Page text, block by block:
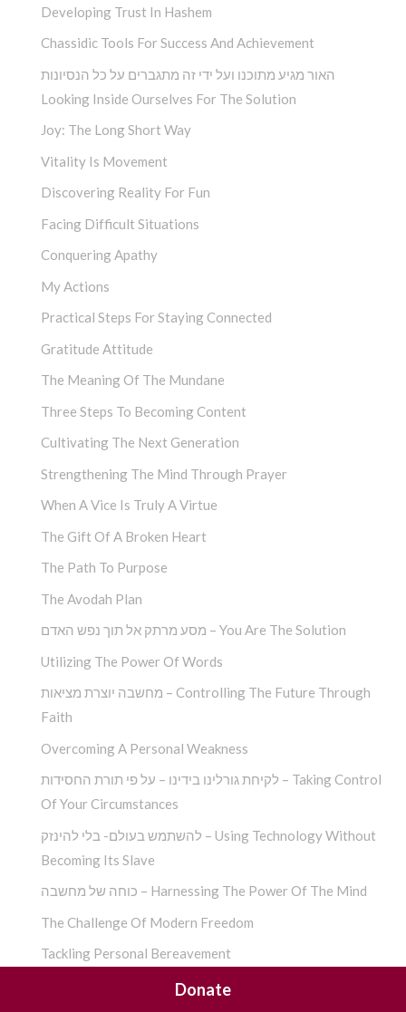
Developing Trust In Hashem
Chassidic Tools For Success And Achievement
האור מגיע מתוכנו ועל ידי זה מתגברים על כל הנסיונות
Looking Inside Ourselves For The Solution
Joy: The Long Short Way
Vitality Is Movement
Discovering Reality For Fun
Facing Difficult Situations
Conquering Apathy
My Actions
Practical Steps For Staying Connected
Gratitude Attitude
The Meaning Of The Mundane
Three Steps To Becoming Content
Cultivating The Next Generation
Strengthening The Mind Through Prayer
When A Vice Is Truly A Virtue
The Gift Of A Broken Heart
The Path To Purpose
The Avodah Plan
מסע מרתק אל תוך נפש האדם – You Are The Solution
Utilizing The Power Of Words
מחשבה יוצרת מציאות – Controlling The Future Through
Faith
Overcoming A Personal Weakness
לקיחת גורלינו בידינו – על פי תורת החסידות – Taking Control
Of Your Circumstances
להשתמש בעולם- בלי להינזק – Using Technology Without
Becoming Its Slave
כוחה של מחשבה – Harnessing The Power Of The Mind
The Challenge Of Modern Freedom
Tackling Personal Bereavement
שורש הקונפליקט – Chassidic Conflict Resolution
Donate